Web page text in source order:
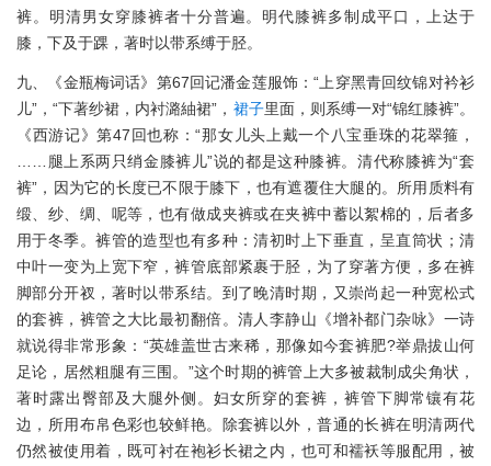
裤。明清男女穿膝裤者十分普遍。明代膝裤多制成平口，上达于
膝，下及于踝，著时以带系缚于胫。
九、《金瓶梅词话》第67回记潘金莲服饰：“上穿黑青回纹锦对衿衫
儿”，“下著纱裙，内衬潞紬裙”， 裙子里面，则系缚一对“锦红膝裤”。
《西游记》第47回也称：“那女儿头上戴一个八宝垂珠的花翠箍，
……腿上系两只绡金膝裤儿”说的都是这种膝裤。清代称膝裤为“套
裤”，因为它的长度已不限于膝下，也有遮覆住大腿的。所用质料有
缎、纱、绸、呢等，也有做成夹裤或在夹裤中蓄以絮棉的，后者多
用于冬季。裤管的造型也有多种：清初时上下垂直，呈直筒状；清
中叶一变为上宽下窄，裤管底部紧裹于胫，为了穿著方便，多在裤
脚部分开衩，著时以带系结。到了晚清时期，又崇尚起一种宽松式
的套裤，裤管之大比最初翻倍。清人李静山《增补都门杂咏》一诗
就说得非常形象：“英雄盖世古来稀，那像如今套裤肥?举鼎拔山何
足论，居然粗腿有三围。”这个时期的裤管上大多被裁制成尖角状，
著时露出臀部及大腿外侧。妇女所穿的套裤，裤管下脚常镶有花
边，所用布帛色彩也较鲜艳。除套裤以外，普通的长裤在明清两代
仍然被使用着，既可衬在袍衫长裙之内，也可和襦袄等服配用，被